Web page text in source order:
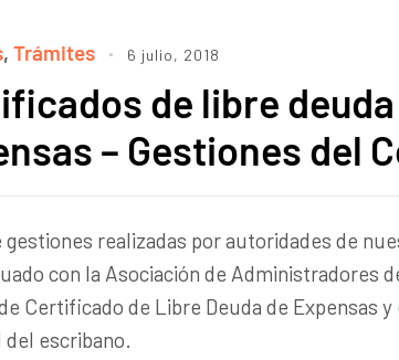
, Trámites 6 julio, 2018
de libre
– Gestiones del
gestiones realizadas por autoridades de
con la Asociación de Administradores
Certificado de Libre Deuda de Expensas
escribano.